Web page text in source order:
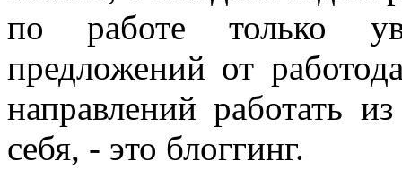
по работе только
предложений от
направлений работать
себя, - это блоггинг.